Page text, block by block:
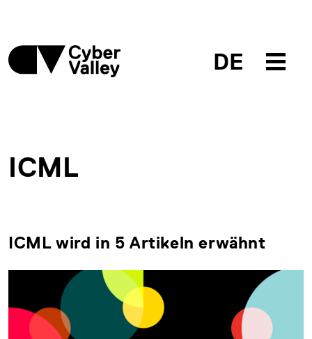
DE
ICML
ICML wird in 5 Artikeln erwähnt